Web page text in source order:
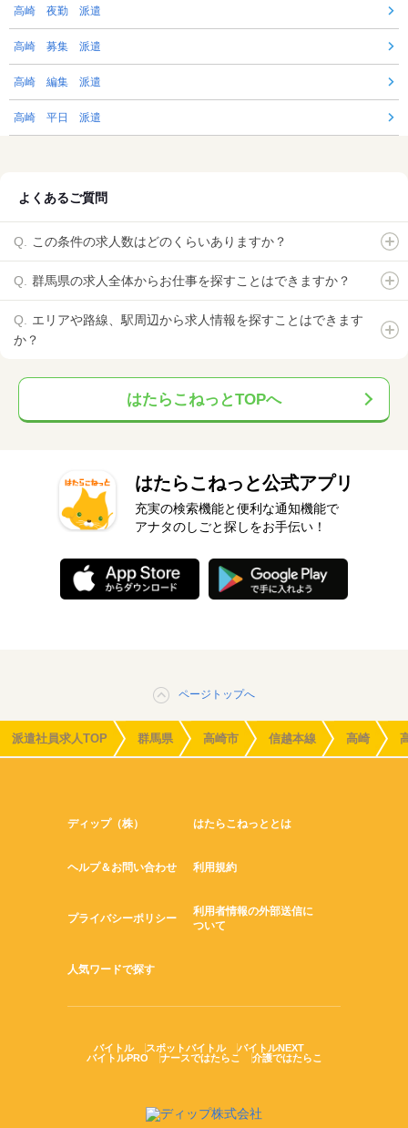
高崎 夜勤 派遣
高崎 募集 派遣
高崎 編集 派遣
高崎 平日 派遣
よくあるご質問
この条件の求人数はどのくらいありますか？
群馬県の求人全体からお仕事を探すことはできますか？
エリアや路線、駅周辺から求人情報を探すことはできます
か？
はたらこねっとTOPへ
はたらこねっと公式アプリ
充実の検索機能と便利な通知機能で
アナタのしごと探しをお手伝い！
ページトップへ
派遣社員求人TOP 群馬県 高崎市 信越本線 高崎
ディップ（株） はたらこねっととは
ヘルプ＆お問い合わせ 利用規約
プライバシーポリシー
利用者情報の外部送信に
ついて
人気ワードで探す
バイトル スポットバイトル
バイトルNEXT
バイトルPRO
ナースではたらこ 介護ではたらこ